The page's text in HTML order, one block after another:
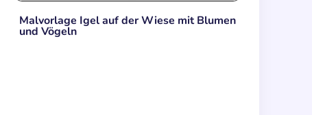
Malvorlage Igel auf der Wiese mit Blumen
und Vögeln